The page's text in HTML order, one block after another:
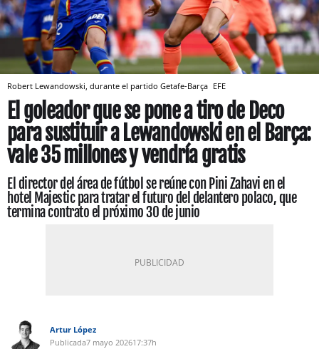
Robert Lewandowski, durante el partido Getafe-Barça EFE
El goleador que se pone a tiro de Deco
para sustituir a Lewandowski en el Barça:
vale 35 millones y vendría gratis
El director del área de fútbol se reúne con Pini Zahavi en el
hotel Majestic para tratar el futuro del delantero polaco, que
termina contrato el próximo 30 de junio
Artur López
Publicada7 mayo 202617:37h